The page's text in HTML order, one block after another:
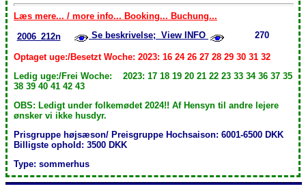
Læs mere... / more info... Booking... Buchung...
2006_212n Se beskrivelse; View INFO 270
Optaget uge:/Besetzt Woche: 2023: 16 24 26 27 28 29 30 31 32
Ledig uge:/Frei Woche: 2023: 17 18 19 20 21 22 23 33 34 36 37 35
38 39 40 41 42 43
OBS: Ledigt under folkemødet 2024!! Af Hensyn til andre lejere
ønsker vi ikke husdyr.
Prisgruppe højsæson/ Preisgruppe Hochsaison: 6001-6500 DKK
Billigste ophold: 3500 DKK
Type: sommerhus